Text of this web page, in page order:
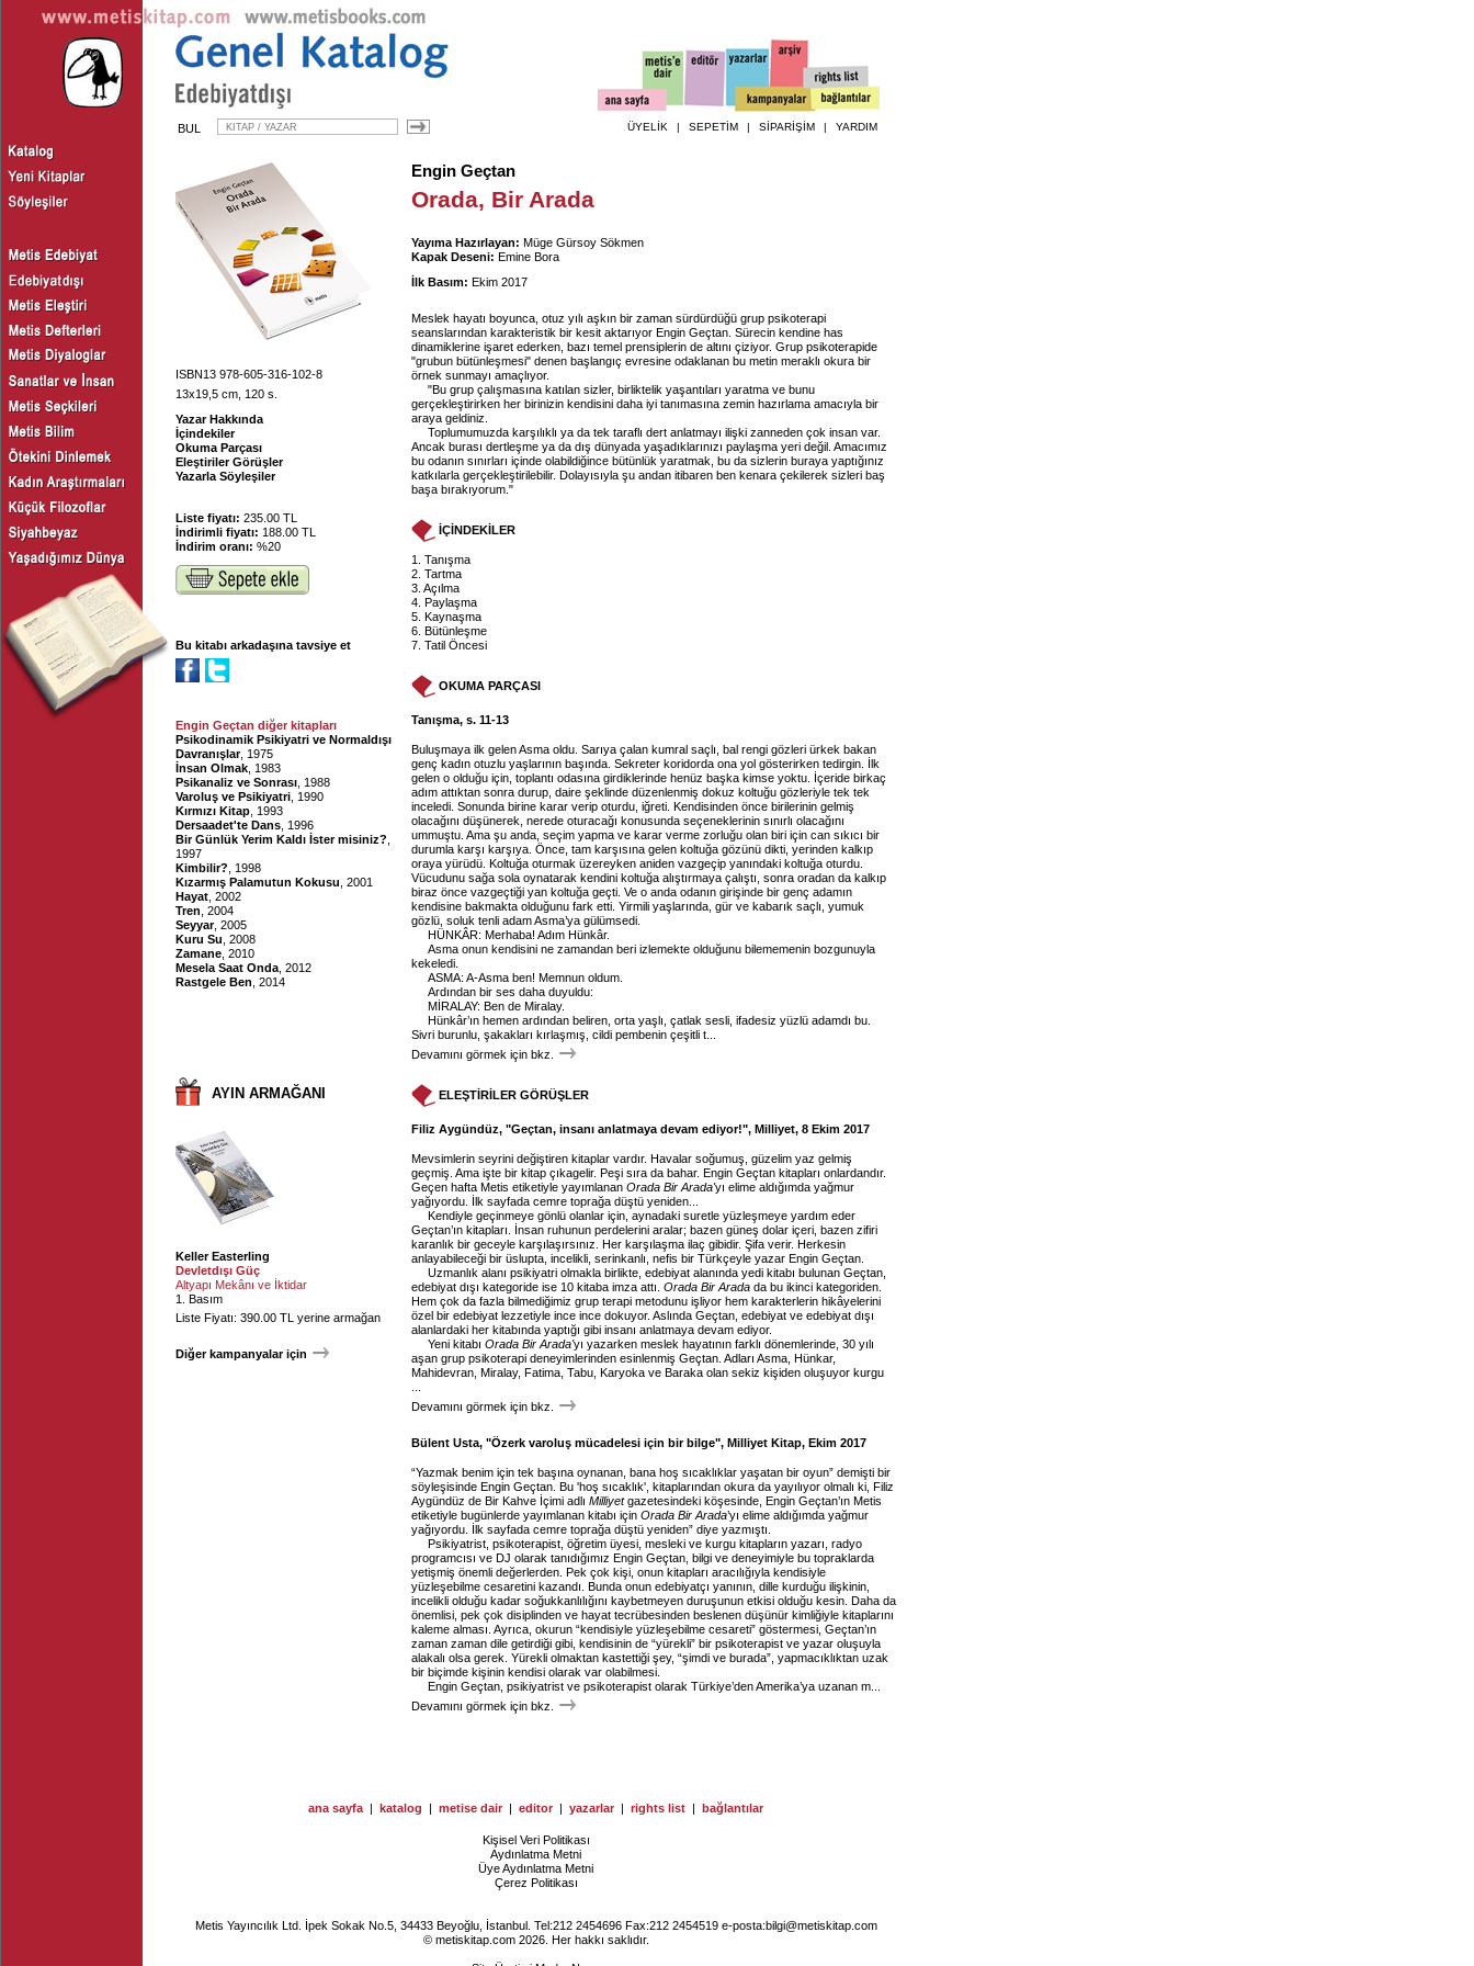
BUL ÜYELİK | SEPETİM | SİPARİŞİM | YARDIM
ISBN13 978-605-316-102-8
13x19,5 cm, 120 s.
Yazar Hakkında
İçindekiler
Okuma Parçası
Eleştiriler Görüşler
Yazarla Söyleşiler
Liste fiyatı: 235.00 TL
İndirimli fiyatı: 188.00 TL
İndirim oranı: %20
Bu kitabı arkadaşına tavsiye et
Engin Geçtan diğer kitapları
Psikodinamik Psikiyatri ve Normaldışı
Davranışlar, 1975
İnsan Olmak , 1983
Psikanaliz ve Sonrası , 1988
Varoluş ve Psikiyatri , 1990
Kırmızı Kitap , 1993
Dersaadet'te Dans , 1996
Bir Günlük Yerim Kaldı İster misiniz?
1997
Kimbilir? , 1998
Kızarmış Palamutun Kokusu , 2001
Hayat , 2002
Tren , 2004
Seyyar, 2005
Kuru Su , 2008
Zamane , 2010
Mesela Saat Onda , 2012
Rastgele Ben , 2014
AYIN ARMAĞANI
Keller Easterling
Devletdışı Güç
Altyapı Mekânı ve İktidar
1. Basım
Liste Fiyatı: 390.00 TL yerine armağan
Diğer kampanyalar için
Engin Geçtan
Orada, Bir Arada
Yayıma Hazırlayan: Müge Gürsoy Sökmen
Kapak Deseni: Emine Bora
İlk Basım: Ekim 2017
Meslek hayatı boyunca, otuz yılı aşkın bir zaman sürdürdüğü grup psikoterapi
seanslarından karakteristik bir kesit aktarıyor Engin Geçtan. Sürecin kendine has
dinamiklerine işaret ederken, bazı temel prensiplerin de altını çiziyor. Grup psikoterapide
"grubun bütünleşmesi" denen başlangıç evresine odaklanan bu metin meraklı okura bir
örnek sunmayı amaçlıyor.
"Bu grup çalışmasına katılan sizler, birliktelik yaşantıları yaratma ve bunu
gerçekleştirirken her birinizin kendisini daha iyi tanımasına zemin hazırlama amacıyla bir
araya geldiniz.
Toplumumuzda karşılıklı ya da tek taraflı dert anlatmayı ilişki zanneden çok insan var.
Ancak burası dertleşme ya da dış dünyada yaşadıklarınızı paylaşma yeri değil. Amacımız
bu odanın sınırları içinde olabildiğince bütünlük yaratmak, bu da sizlerin buraya yaptığınız
katkılarla gerçekleştirilebilir. Dolayısıyla şu andan itibaren ben kenara çekilerek sizleri baş
başa bırakıyorum."
İÇİNDEKİLER
1. Tanışma
2. Tartma
3. Açılma
4. Paylaşma
5. Kaynaşma
6. Bütünleşme
7. Tatil Öncesi
OKUMA PARÇASI
Tanışma, s. 11-13
Buluşmaya ilk gelen Asma oldu. Sarıya çalan kumral saçlı, bal rengi gözleri ürkek bakan
genç kadın otuzlu yaşlarının başında. Sekreter koridorda ona yol gösterirken tedirgin. İlk
gelen o olduğu için, toplantı odasına girdiklerinde henüz başka kimse yoktu. İçeride birkaç
adım attıktan sonra durup, daire şeklinde düzenlenmiş dokuz koltuğu gözleriyle tek tek
inceledi. Sonunda birine karar verip oturdu, iğreti. Kendisinden önce birilerinin gelmiş
olacağını düşünerek, nerede oturacağı konusunda seçeneklerinin sınırlı olacağını
ummuştu. Ama şu anda, seçim yapma ve karar verme zorluğu olan biri için can sıkıcı bir
durumla karşı karşıya. Önce, tam karşısına gelen koltuğa gözünü dikti, yerinden kalkıp
oraya yürüdü. Koltuğa oturmak üzereyken aniden vazgeçip yanındaki koltuğa oturdu.
Vücudunu sağa sola oynatarak kendini koltuğa alıştırmaya çalıştı, sonra oradan da kalkıp
biraz önce vazgeçtiği yan koltuğa geçti. Ve o anda odanın girişinde bir genç adamın
kendisine bakmakta olduğunu fark etti. Yirmili yaşlarında, gür ve kabarık saçlı, yumuk
gözlü, soluk tenli adam Asma’ya gülümsedi.
HÜNKÂR: Merhaba! Adım Hünkâr.
Asma onun kendisini ne zamandan beri izlemekte olduğunu bilememenin bozgunuyla
kekeledi.
ASMA: A-Asma ben! Memnun oldum.
Ardından bir ses daha duyuldu:
MİRALAY: Ben de Miralay.
Hünkâr’ın hemen ardından beliren, orta yaşlı, çatlak sesli, ifadesiz yüzlü adamdı bu.
Sivri burunlu, şakakları kırlaşmış, cildi pembenin çeşitli t...
Devamını görmek için bkz.
ELEŞTİRİLER GÖRÜŞLER
Filiz Aygündüz, "Geçtan, insanı anlatmaya devam ediyor!", Milliyet, 8 Ekim 2017
Mevsimlerin seyrini değiştiren kitaplar vardır. Havalar soğumuş, güzelim yaz gelmiş
geçmiş. Ama işte bir kitap çıkagelir. Peşi sıra da bahar. Engin Geçtan kitapları onlardandır.
Geçen hafta Metis etiketiyle yayımlanan Orada Bir Arada'yı elime aldığımda yağmur
yağıyordu. İlk sayfada cemre toprağa düştü yeniden...
Kendiyle geçinmeye gönlü olanlar için, aynadaki suretle yüzleşmeye yardım eder
Geçtan’ın kitapları. İnsan ruhunun perdelerini aralar; bazen güneş dolar içeri, bazen zifiri
karanlık bir geceyle karşılaşırsınız. Her karşılaşma ilaç gibidir. Şifa verir. Herkesin
anlayabileceği bir üslupta, incelikli, serinkanlı, nefis bir Türkçeyle yazar Engin Geçtan.
Uzmanlık alanı psikiyatri olmakla birlikte, edebiyat alanında yedi kitabı bulunan Geçtan,
edebiyat dışı kategoride ise 10 kitaba imza attı. Orada Bir Arada da bu ikinci kategoriden.
Hem çok da fazla bilmediğimiz grup terapi metodunu işliyor hem karakterlerin hikâyelerini
özel bir edebiyat lezzetiyle ince ince dokuyor. Aslında Geçtan, edebiyat ve edebiyat dışı
alanlardaki her kitabında yaptığı gibi insanı anlatmaya devam ediyor.
Yeni kitabı Orada Bir Arada'yı yazarken meslek hayatının farklı dönemlerinde, 30 yılı
aşan grup psikoterapi deneyimlerinden esinlenmiş Geçtan. Adları Asma, Hünkar,
Mahidevran, Miralay, Fatima, Tabu, Karyoka ve Baraka olan sekiz kişiden oluşuyor kurgu
Devamını görmek için bkz.
Bülent Usta, "Özerk varoluş mücadelesi için bir bilge", Milliyet Kitap, Ekim 2017
“Yazmak benim için tek başına oynanan, bana hoş sıcaklıklar yaşatan bir oyun” demişti bir
söyleşisinde Engin Geçtan. Bu 'hoş sıcaklık', kitaplarından okura da yayılıyor olmalı ki, Filiz
Aygündüz de Bir Kahve İçimi adlı Milliyetgazetesindeki köşesinde, Engin Geçtan’ın Metis
etiketiyle bugünlerde yayımlanan kitabı için Orada Bir Arada’yı elime aldığımda yağmur
yağıyordu. İlk sayfada cemre toprağa düştü yeniden” diye yazmıştı.
Psikiyatrist, psikoterapist, öğretim üyesi, mesleki ve kurgu kitapların yazarı, radyo
programcısı ve DJ olarak tanıdığımız Engin Geçtan, bilgi ve deneyimiyle bu topraklarda
yetişmiş önemli değerlerden. Pek çok kişi, onun kitapları aracılığıyla kendisiyle
yüzleşebilme cesaretini kazandı. Bunda onun edebiyatçı yanının, dille kurduğu ilişkinin,
incelikli olduğu kadar soğukkanlılığını kaybetmeyen duruşunun etkisi olduğu kesin. Daha da
önemlisi, pek çok disiplinden ve hayat tecrübesinden beslenen düşünür kimliğiyle kitaplarını
kaleme alması. Ayrıca, okurun “kendisiyle yüzleşebilme cesareti” göstermesi, Geçtan’ın
zaman zaman dile getirdiği gibi, kendisinin de “yürekli” bir psikoterapist ve yazar oluşuyla
alakalı olsa gerek. Yürekli olmaktan kastettiği şey, “şimdi ve burada”, yapmacıklıktan uzak
bir biçimde kişinin kendisi olarak var olabilmesi.
Engin Geçtan, psikiyatrist ve psikoterapist olarak Türkiye’den Amerika’ya uzanan m...
Devamını görmek için bkz.
ana sayfa | katalog | metise dair | editor | yazarlar | rights list | bağlantılar
Kişisel Veri Politikası
Aydınlatma Metni
Üye Aydınlatma Metni
Çerez Politikası
Metis Yayıncılık Ltd. İpek Sokak No.5, 34433 Beyoğlu, İstanbul. Tel:212 2454696 Fax:212 2454519 e-posta:bilgi@metiskitap.com
© metiskitap.com 2026. Her hakkı saklıdır.